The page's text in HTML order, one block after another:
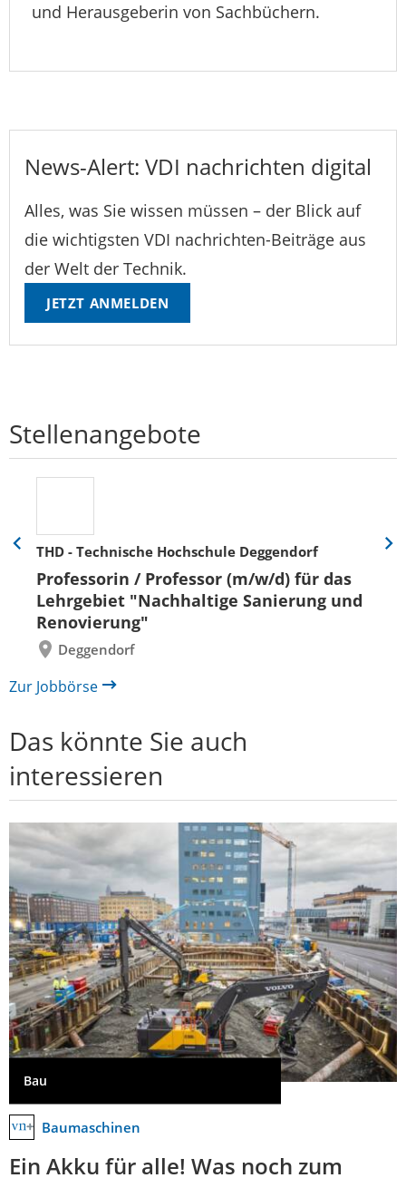
und Herausgeberin von Sachbüchern.
News-Alert: VDI nachrichten digital
Alles, was Sie wissen müssen – der Blick auf
die wichtigsten VDI nachrichten-Beiträge aus
der Welt der Technik.
JETZT ANMELDEN
Stellenangebote
THD - Technische Hochschule Deggendorf
Professorin / Professor (m/w/d) für das
Lehrgebiet "Nachhaltige Sanierung und
Renovierung"
Deggendorf
Eine
zurück
Eine
Zur Jobbörse
Das könnte Sie auch
interessieren
Bau
Baumaschinen
Ein Akku für alle! Was noch zum